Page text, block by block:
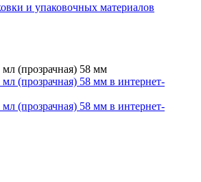
и упаковочных материалов
(прозрачная) 58 мм